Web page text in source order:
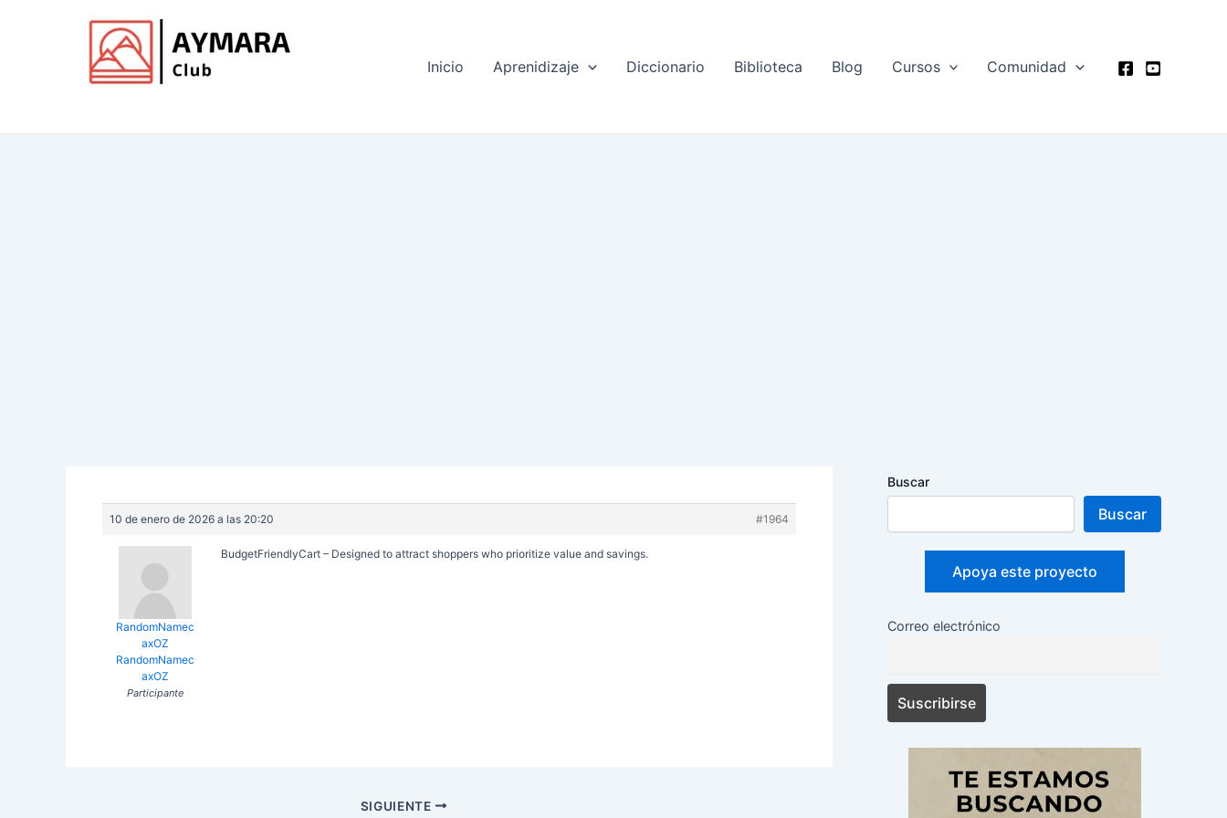
Inicio Aprenidizaje Diccionario Biblioteca Blog Cursos Comunidad
10 de enero de 2026 a las 20:20 #1964
RandomNamec
axOZ
RandomNamec
axOZ
Participante
BudgetFriendlyCart – Designed to attract shoppers who prioritize value and savings.
SIGUIENTE
Buscar
Buscar
Apoya este proyecto
Correo electrónico